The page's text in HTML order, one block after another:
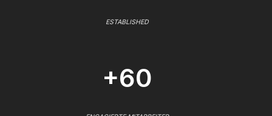
ESTABLISHED
+60